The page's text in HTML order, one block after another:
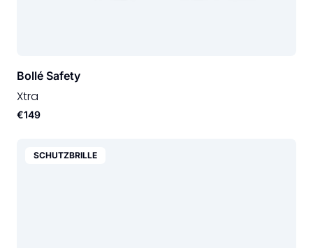
Bollé Safety
Xtra
€149
SCHUTZBRILLE